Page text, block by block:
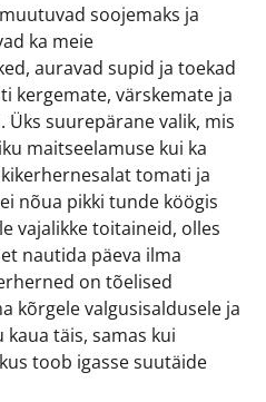
soojemaks ja
ka meie
auravad supid ja toekad
kergemate, värskemate ja
suurepärane valik, mis
maitseelamuse kui ka
tomati ja
nõua pikki tunde köögis
vajalikke toitaineid, olles
nautida päeva ilma
on tõelised
kõrgele valgusisaldusele ja
täis, samas kui
toob igasse suutäide